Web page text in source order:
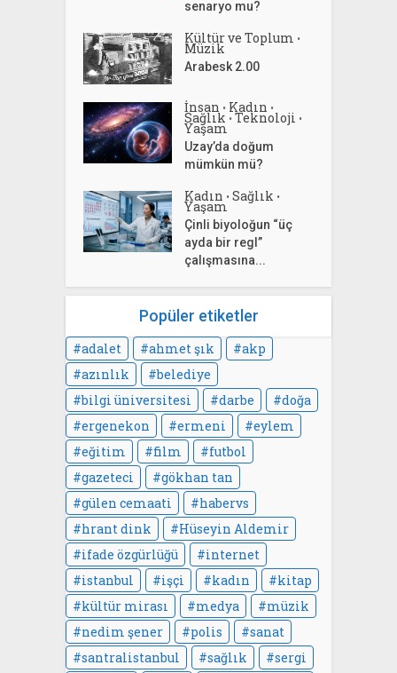
senaryo mu?
Kültür ve Toplum •
Müzik
Arabesk 2.00
İnsan • Kadın •
Sağlık • Teknoloji •
Yaşam
Uzay’da doğum
mümkün mü?
Kadın • Sağlık •
Yaşam
Çinli biyoloğun “üç
ayda bir regl”
çalışmasına...
Popüler etiketler
adalet ahmet şık
akp
azınlık
belediye
bilgi üniversitesi
darbe
doğa
ergenekon
ermeni
eylem
eğitim
film
futbol
gazeteci
gökhan tan
gülen cemaati
habervs
hrant dink
Hüseyin Aldemir
ifade özgürlüğü
internet
istanbul
işçi kadın
kitap
kültür mirası
medya
müzik
nedim şener
polis
sanat
santralistanbul
sağlık
sergi